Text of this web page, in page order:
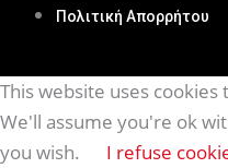
Πολιτική Απορρήτου
This website uses
We'll assume you're ok
you wish.
I refuse